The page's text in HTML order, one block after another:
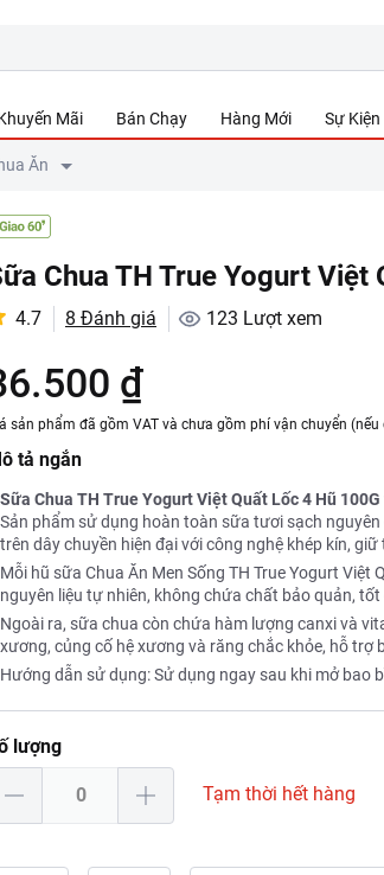
Mãi Bán Chạy Hàng Mới Sự
Ăn
Chua TH True Yogurt Việt
4.7 8 Đánh giá 123 Lượt xem
₫
sản phẩm đã gồm VAT và chưa gồm phí vận chuyển (nếu
tả ngắn
Sữa Chua TH True Yogurt Việt Quất Lốc 4 Hũ 100G
Sản phẩm sử dụng hoàn toàn sữa tươi sạch
trên dây chuyền hiện đại với công nghệ khép kín,
Mỗi hũ sữa Chua Ăn Men Sống TH True Yogurt
nguyên liệu tự nhiên, không chứa chất bảo quản, tốt
Ngoài ra, sữa chua còn chứa hàm lượng canxi và
xương, củng cố hệ xương và răng chắc khỏe, hỗ trợ
Hướng dẫn sử dụng: Sử dụng ngay sau khi mở bao
lượng
Tạm thời hết hàng